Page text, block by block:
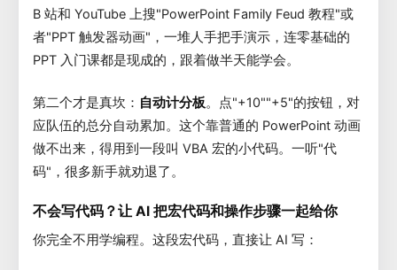
B 站和 YouTube 上搜"PowerPoint Family Feud 教程"或
者"PPT 触发器动画"，一堆人手把手演示，连零基础的
PPT 入门课都是现成的，跟着做半天能学会。
第二个才是真坎： 自动计分板。点"+10""+5"的按钮，对
应队伍的总分自动累加。这个靠普通的 PowerPoint 动画
做不出来，得用到一段叫 VBA 宏的小代码。一听"代
码"，很多新手就劝退了。
不会写代码？让 AI 把宏代码和操作步骤一起给你
你完全不用学编程。这段宏代码，直接让 AI 写：